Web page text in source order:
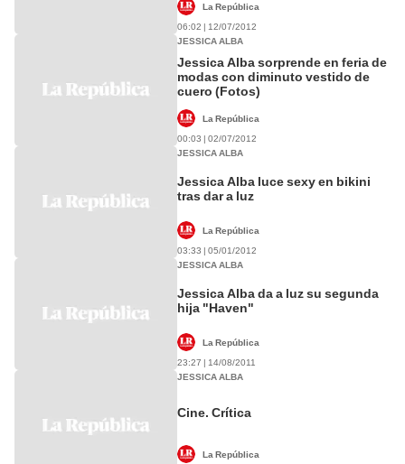
La República
06:02 | 12/07/2012
JESSICA ALBA
Jessica Alba sorprende en feria de
modas con diminuto vestido de
cuero (Fotos)
La República
00:03 | 02/07/2012
JESSICA ALBA
Jessica Alba luce sexy en bikini
tras dar a luz
La República
03:33 | 05/01/2012
JESSICA ALBA
Jessica Alba da a luz su segunda
hija "Haven"
La República
23:27 | 14/08/2011
JESSICA ALBA
Cine. Crítica
La República